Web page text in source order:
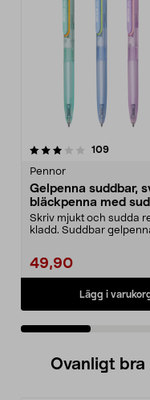
109
Pennor
Gelpenna suddbar,
bläckpenna med
pack
Skriv mjukt och sudda
kladd. Suddbar
49,90
Lägg i
4.5 av 5 stjärnor
Ovanligt bra